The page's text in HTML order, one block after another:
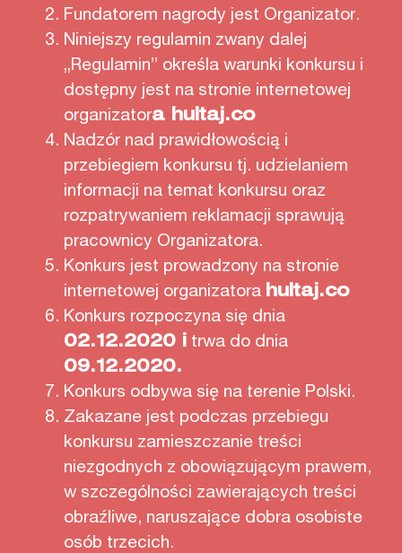
Fundatorem nagrody jest Organizator.
Niniejszy regulamin zwany dalej
„Regulamin” określa warunki konkursu i
dostępny jest na stronie internetowej
organizatora hultaj.co
Nadzór nad prawidłowością i
przebiegiem konkursu tj. udzielaniem
informacji na temat konkursu oraz
rozpatrywaniem reklamacji sprawują
pracownicy Organizatora.
Konkurs jest prowadzony na stronie
internetowej organizatora hultaj.co
Konkurs rozpoczyna się dnia
02.12.2020 itrwa do dnia
09.12.2020.
Konkurs odbywa się na terenie Polski.
Zakazane jest podczas przebiegu
konkursu zamieszczanie treści
niezgodnych z obowiązującym prawem,
w szczególności zawierających treści
obraźliwe, naruszające dobra osobiste
osób trzecich.